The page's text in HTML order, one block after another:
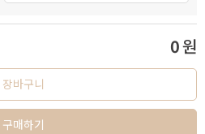
0원
장바구니
구매하기